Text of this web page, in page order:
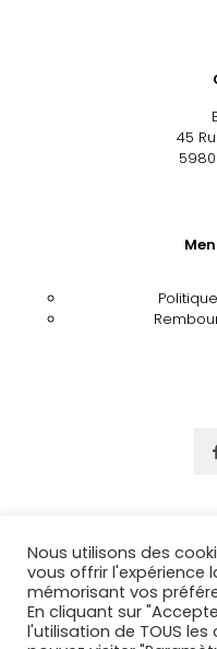
45
Nous utilisons des
vous offrir l'expérience
mémorisant vos
En cliquant sur
l'utilisation de TOUS